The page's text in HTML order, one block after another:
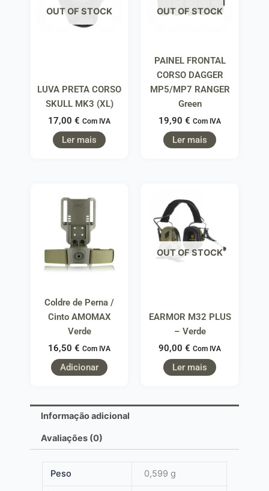
OUT OF STOCK
LUVA PRETA CORSO
SKULL MK3 (XL)
17,00 € Com IVA
Ler mais
OUT OF STOCK
PAINEL FRONTAL
CORSO DAGGER
MP5/MP7 RANGER
Green
19,90 € Com IVA
Ler mais
Coldre de Perna /
Cinto AMOMAX
Verde
16,50 € Com IVA
Adicionar
OUT OF STOCK
EARMOR M32 PLUS
– Verde
90,00 € Com IVA
Ler mais
Informação adicional
Avaliações (0)
Peso 0,599 g